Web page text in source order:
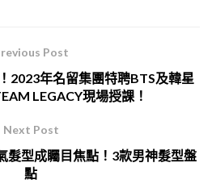
Post
2023年名留集團特聘BTS及韓星
LEGACY現場授課！
Next Post
髮型成矚目焦點！3款男神髮型盤
點